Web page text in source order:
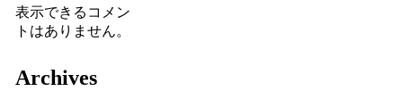
表示できるコメン
トはありません。
Archives